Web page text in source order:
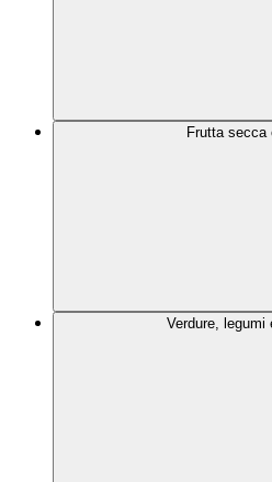
Frutta secca
Verdure, legumi